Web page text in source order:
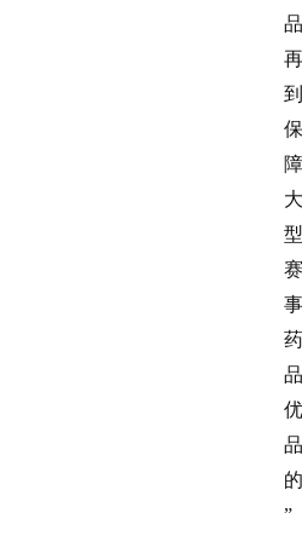
品
再
到
保
障
大
型
赛
事
药
品
优
品
的
”